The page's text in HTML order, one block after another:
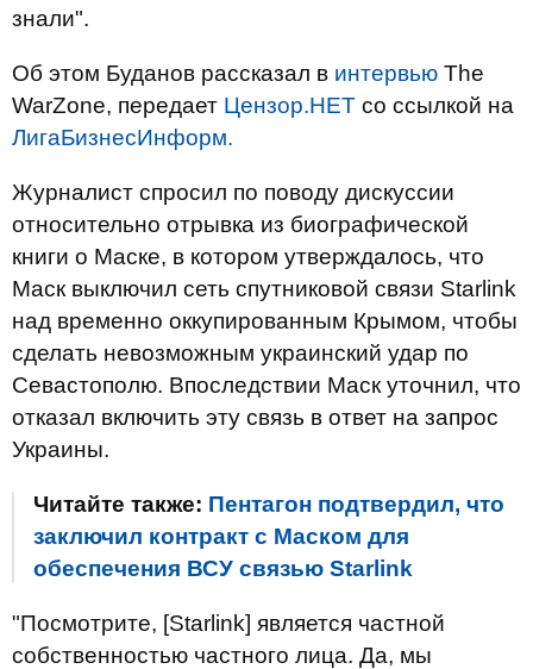
знали".
Об этом Буданов рассказал в интервью The
WarZone, передает Цензор.НЕТ со ссылкой на
ЛигаБизнесИнформ.
Журналист спросил по поводу дискуссии
относительно отрывка из биографической
книги о Маске, в котором утверждалось, что
Маск выключил сеть спутниковой связи Starlink
над временно оккупированным Крымом, чтобы
сделать невозможным украинский удар по
Севастополю. Впоследствии Маск уточнил, что
отказал включить эту связь в ответ на запрос
Украины.
Читайте также: Пентагон подтвердил, что
заключил контракт с Маском для
обеспечения ВСУ связью Starlink
"Посмотрите, [Starlink] является частной
собственностью частного лица. Да, мы